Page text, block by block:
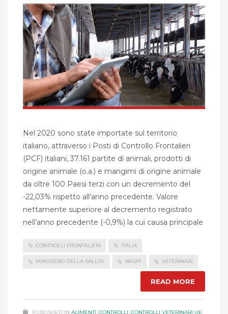
Nel 2020 sono state importate sul territorio
italiano, attraverso i Posti di Controllo Frontalieri
(PCF) italiani, 37.161 partite di animali, prodotti di
origine animale (o.a.) e mangimi di origine animale
da oltre 100 Paesi terzi con un decremento del
-22,03% rispetto all’anno precedente. Valore
nettamente superiore al decremento registrato
nell’anno precedente (-0,9%) la cui causa principale
CONTROLLI FRONTALIERI ITALIA
MINISTERO DELLA SALUTE RASFF VETERINARI
READ MORE
PUBLISHED IN ALIMENTI, CONTROLLI, CONTROLLI VETERINARI UE,